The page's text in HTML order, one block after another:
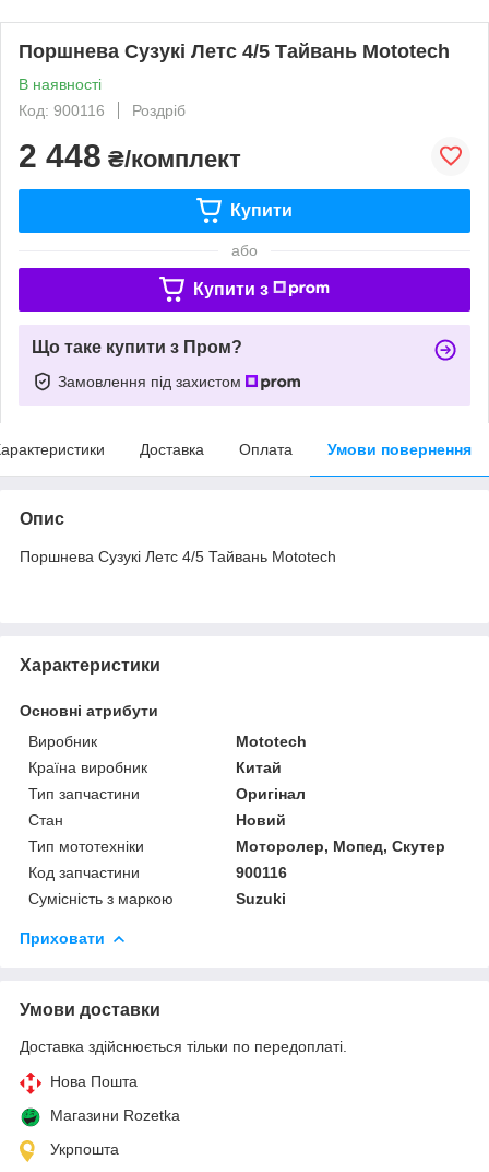
Поршнева Сузукі Летс 4/5 Тайвань Mototech
В наявності
Код: 900116
Роздріб
2 448 ₴/комплект
Купити
або
Купити з
Що таке купити з Пром?
Замовлення під захистом
Доставка Оплата Умови повернення
Опис
Поршнева Сузукі Летс 4/5 Тайвань Mototech
Характеристики
Основні атрибути
Виробник
Mototech
Країна виробник
Китай
Тип запчастини
Оригінал
Стан
Новий
Тип мототехніки
Моторолер, Мопед, Скутер
Код запчастини
900116
Сумісність з маркою
Suzuki
Приховати
Умови доставки
Доставка здійснюється тільки по передоплаті.
Нова Пошта
Магазини Rozetka
Укрпошта